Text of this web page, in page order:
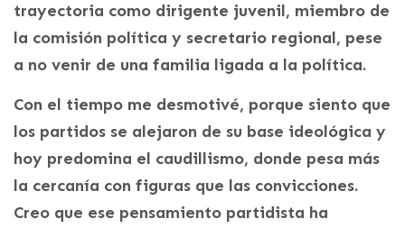
trayectoria como dirigente juvenil, miembro de
la comisión política y secretario regional, pese
a no venir de una familia ligada a la política.
Con el tiempo me desmotivé, porque siento que
los partidos se alejaron de su base ideológica y
hoy predomina el caudillismo, donde pesa más
la cercanía con figuras que las convicciones.
Creo que ese pensamiento partidista ha